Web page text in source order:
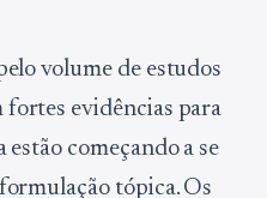
volume de estudos
evidências para
estão começando a se
tópica. Os